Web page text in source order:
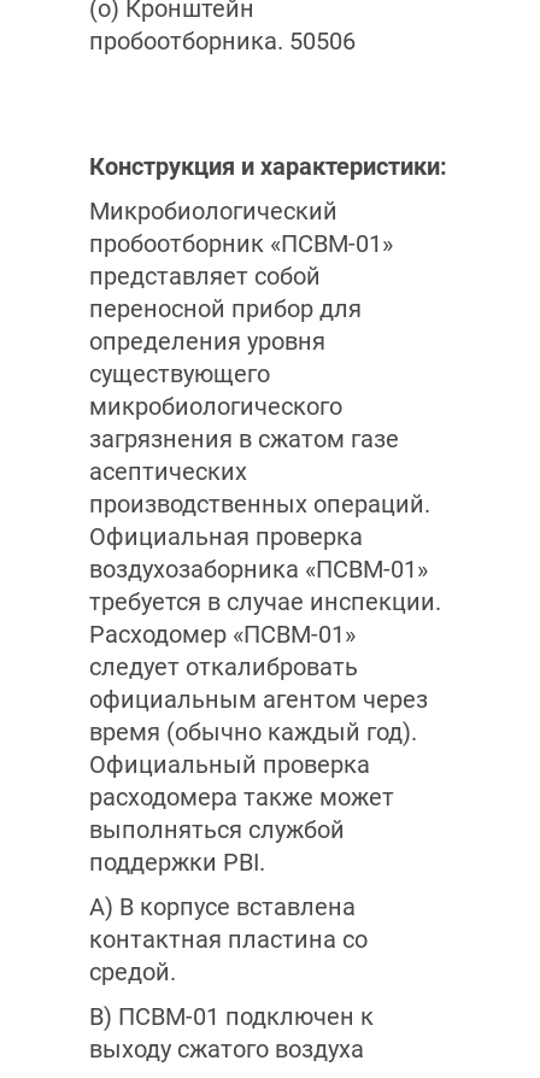
(o) Кронштейн
пробоотборника. 50506
Конструкция и характеристики:
Микробиологический
пробоотборник «ПСВМ-01»
представляет собой
переносной прибор для
определения уровня
существующего
микробиологического
загрязнения в сжатом газе
асептических
производственных операций.
Официальная проверка
воздухозаборника «ПСВМ-01»
требуется в случае инспекции.
Расходомер «ПСВМ-01»
следует откалибровать
официальным агентом через
время (обычно каждый год).
Официальный проверка
расходомера также может
выполняться службой
поддержки PBI.
A) В корпусе вставлена
контактная пластина со
средой.
B) ПСВМ-01 подключен к
выходу сжатого воздуха